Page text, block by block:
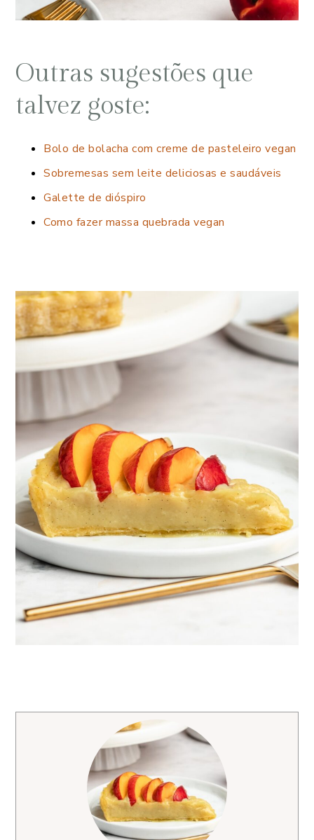
Outras sugestões que
talvez goste:
Bolo de bolacha com creme de pasteleiro vegan
Sobremesas sem leite deliciosas e saudáveis
Galette de dióspiro
Como fazer massa quebrada vegan